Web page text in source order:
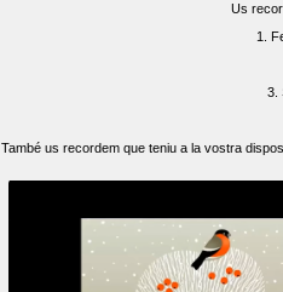
Us
1.
3.
També us recordem que teniu a la vostra